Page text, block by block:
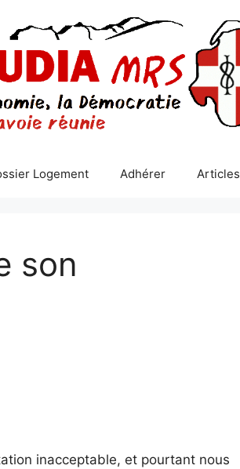
Logement Adhérer Articles
son
inacceptable, et pourtant nous